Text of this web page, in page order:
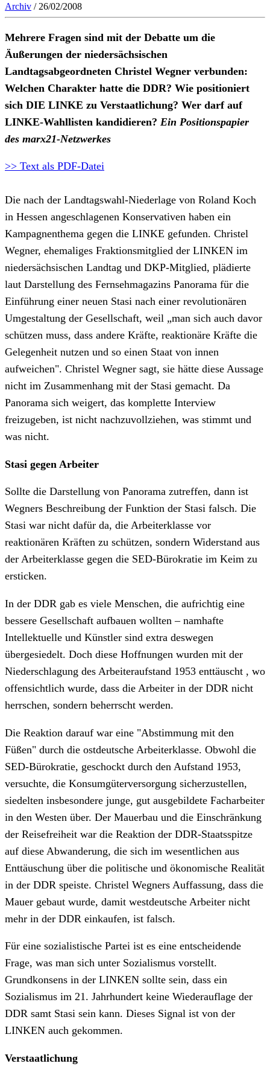
Archiv / 26/02/2008
Mehrere Fragen sind mit der Debatte um die
Äußerungen der niedersächsischen
Landtagsabgeordneten Christel Wegner verbunden:
Welchen Charakter hatte die DDR? Wie positioniert
sich DIE LINKE zu Verstaatlichung? Wer darf auf
LINKE-Wahllisten kandidieren? Ein Positionspapier
des marx21-Netzwerkes
>> Text als PDF-Datei
Die nach der Landtagswahl-Niederlage von Roland Koch
in Hessen angeschlagenen Konservativen haben ein
Kampagnenthema gegen die LINKE gefunden. Christel
Wegner, ehemaliges Fraktionsmitglied der LINKEN im
niedersächsischen Landtag und DKP-Mitglied, plädierte
laut Darstellung des Fernsehmagazins Panorama für die
Einführung einer neuen Stasi nach einer revolutionären
Umgestaltung der Gesellschaft, weil „man sich auch davor
schützen muss, dass andere Kräfte, reaktionäre Kräfte die
Gelegenheit nutzen und so einen Staat von innen
aufweichen". Christel Wegner sagt, sie hätte diese Aussage
nicht im Zusammenhang mit der Stasi gemacht. Da
Panorama sich weigert, das komplette Interview
freizugeben, ist nicht nachzuvollziehen, was stimmt und
was nicht.
Stasi gegen Arbeiter
Sollte die Darstellung von Panorama zutreffen, dann ist
Wegners Beschreibung der Funktion der Stasi falsch. Die
Stasi war nicht dafür da, die Arbeiterklasse vor
reaktionären Kräften zu schützen, sondern Widerstand aus
der Arbeiterklasse gegen die SED-Bürokratie im Keim zu
ersticken.
In der DDR gab es viele Menschen, die aufrichtig eine
bessere Gesellschaft aufbauen wollten – namhafte
Intellektuelle und Künstler sind extra deswegen
übergesiedelt. Doch diese Hoffnungen wurden mit der
Niederschlagung des Arbeiteraufstand 1953 enttäuscht , wo
offensichtlich wurde, dass die Arbeiter in der DDR nicht
herrschen, sondern beherrscht werden.
Die Reaktion darauf war eine "Abstimmung mit den
Füßen" durch die ostdeutsche Arbeiterklasse. Obwohl die
SED-Bürokratie, geschockt durch den Aufstand 1953,
versuchte, die Konsumgüterversorgung sicherzustellen,
siedelten insbesondere junge, gut ausgebildete Facharbeiter
in den Westen über. Der Mauerbau und die Einschränkung
der Reisefreiheit war die Reaktion der DDR-Staatsspitze
auf diese Abwanderung, die sich im wesentlichen aus
Enttäuschung über die politische und ökonomische Realität
in der DDR speiste. Christel Wegners Auffassung, dass die
Mauer gebaut wurde, damit westdeutsche Arbeiter nicht
mehr in der DDR einkaufen, ist falsch.
Für eine sozialistische Partei ist es eine entscheidende
Frage, was man sich unter Sozialismus vorstellt.
Grundkonsens in der LINKEN sollte sein, dass ein
Sozialismus im 21. Jahrhundert keine Wiederauflage der
DDR samt Stasi sein kann. Dieses Signal ist von der
LINKEN auch gekommen.
Verstaatlichung